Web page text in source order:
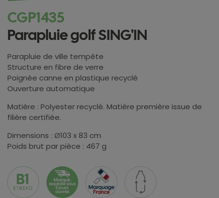
CGP1435
Parapluie golf SING'IN
Parapluie de ville tempête
Structure en fibre de verre
Poignée canne en plastique recyclé
Ouverture automatique
Matière : Polyester recyclé. Matière première issue de
filière certifiée.
Dimensions : Ø103 x 83 cm
Poids brut par pièce : 467 g